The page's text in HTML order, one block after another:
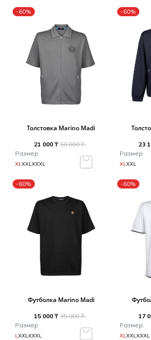
-60%
Толстовка Marino Madi
21 000 ₸ 50 000 ₸
Размер
XLXXLXXXL
-60%
23
Размер
XLXXL
-60%
Футболка Marino Madi
15 000 ₸ 35 000 ₸
Размер
LXXLXXXL
-60%
17
Размер
XLXXLXXXL